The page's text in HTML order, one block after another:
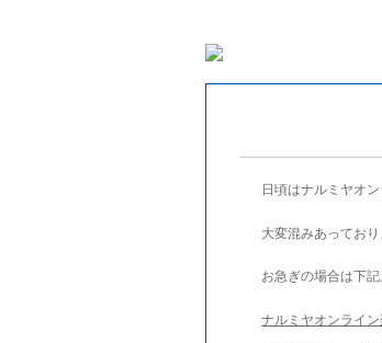
日頃はナルミヤオ
大変混みあってお
お急ぎの場合は下
ナルミヤオンライ